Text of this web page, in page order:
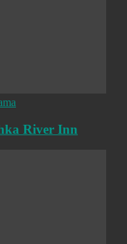
River Inn